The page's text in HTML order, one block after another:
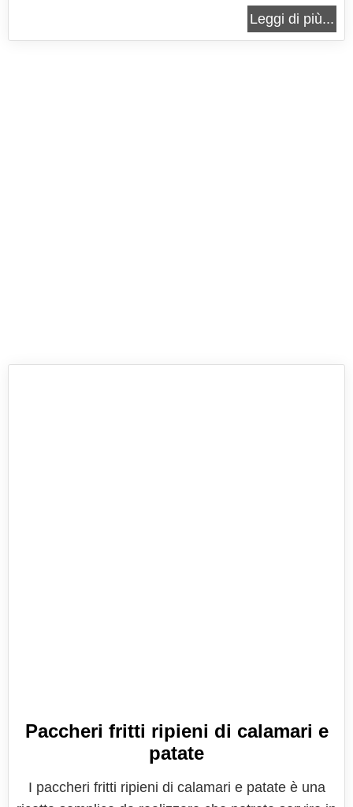
ricetta che abbraccia la migliore tradizione, dove
viene esaltato il sapore ricco e allo stesso tempo
Leggi di più...
Paccheri fritti ripieni di calamari e
patate
I paccheri fritti ripieni di calamari e patate è una